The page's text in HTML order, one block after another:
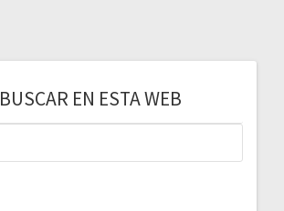
BUSCAR EN ESTA WEB